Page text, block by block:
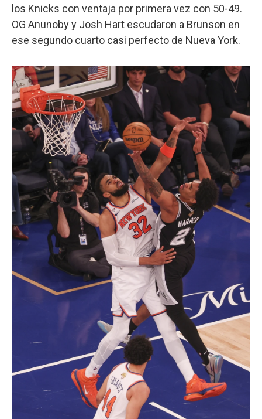
los Knicks con ventaja por primera vez con 50-49.
OG Anunoby y Josh Hart escudaron a Brunson en
ese segundo cuarto casi perfecto de Nueva York.